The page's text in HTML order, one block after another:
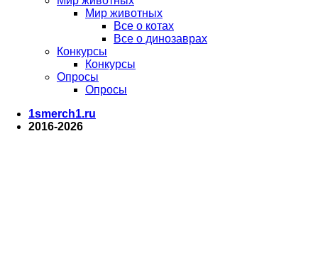
Мир животных
Все о котах
Все о динозаврах
Конкурсы
Конкурсы
Опросы
Опросы
1smerch1.ru
2016-2026